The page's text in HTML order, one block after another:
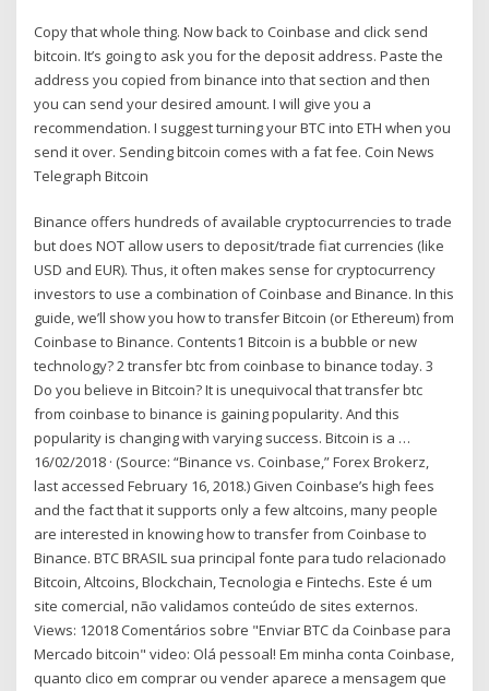
Copy that whole thing. Now back to Coinbase and click send
bitcoin. It’s going to ask you for the deposit address. Paste the
address you copied from binance into that section and then
you can send your desired amount. I will give you a
recommendation. I suggest turning your BTC into ETH when you
send it over. Sending bitcoin comes with a fat fee. Coin News
Telegraph Bitcoin
Binance offers hundreds of available cryptocurrencies to trade
but does NOT allow users to deposit/trade fiat currencies (like
USD and EUR). Thus, it often makes sense for cryptocurrency
investors to use a combination of Coinbase and Binance. In this
guide, we’ll show you how to transfer Bitcoin (or Ethereum) from
Coinbase to Binance. Contents1 Bitcoin is a bubble or new
technology? 2 transfer btc from coinbase to binance today. 3
Do you believe in Bitcoin? It is unequivocal that transfer btc
from coinbase to binance is gaining popularity. And this
popularity is changing with varying success. Bitcoin is a …
16/02/2018 · (Source: “Binance vs. Coinbase,” Forex Brokerz,
last accessed February 16, 2018.) Given Coinbase’s high fees
and the fact that it supports only a few altcoins, many people
are interested in knowing how to transfer from Coinbase to
Binance. BTC BRASIL sua principal fonte para tudo relacionado
Bitcoin, Altcoins, Blockchain, Tecnologia e Fintechs. Este é um
site comercial, não validamos conteúdo de sites externos.
Views: 12018 Comentários sobre "Enviar BTC da Coinbase para
Mercado bitcoin" video: Olá pessoal! Em minha conta Coinbase,
quanto clico em comprar ou vender aparece a mensagem que